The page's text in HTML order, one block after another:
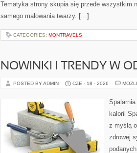
Tematyka strony skupia się przede wszystkim
samego malowania twarzy. […]
CATEGORIES: MONTRAVELS
NOWINKI I TRENDY W
POSTED BY ADMIN CZE - 18 - 2026
kalorii
z myślą
zdrowej